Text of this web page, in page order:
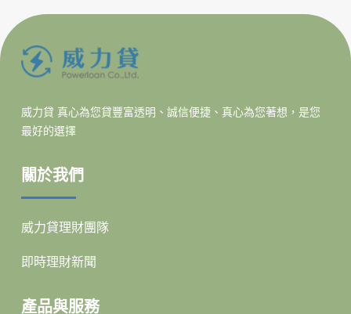
威力貸 真心為您貸豐富透明、誠信便捷、真心為您著想，是您
最好的選擇
關於我們
威力貸理財團隊
即時理財新聞
產品與服務